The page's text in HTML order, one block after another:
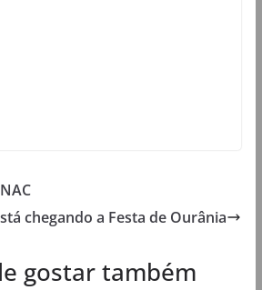
chegando a Festa de Ourânia
gostar também